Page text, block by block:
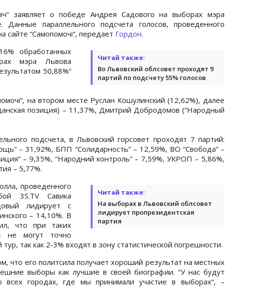
заявляет о победе Андрея Садового на выборах мэра
параллельного подсчета голосов, проведенного
сайте “Самопомочі“, передает Гордон.
Читай также:
Во Львовский облсовет проходят 9
партий по подсчету 55% голосов
обработанных
мэра Львова
50,88%“
на втором месте Руслан Кошулинский (12,62%), далее
позиция) – 11,37%, Дмитрий Добродомов (“Народный
подсчета, в Львовский горсовет проходят 7 партий:
– 31,92%, БПП “Солидарность“ – 12,59%, ВО “Свобода“ –
– 9,35%, “Народний контроль“ – 7,59%, УКРОП – 5,86%,
– 5,77%.
Читай также:
На выборах в Львовский облсовет
лидирует пропрезидентская
партия
проведенного
3S.TV Савика
лидирует с
– 14,10%. В
что при таких
не могут точно
так как 2-3% входят в зону статистической погрешности.
что его политсила получает хороший результат на местных
выборы как лучшие в своей биографии. “У нас будут
всех городах, где мы принимали участие в выборах“, –